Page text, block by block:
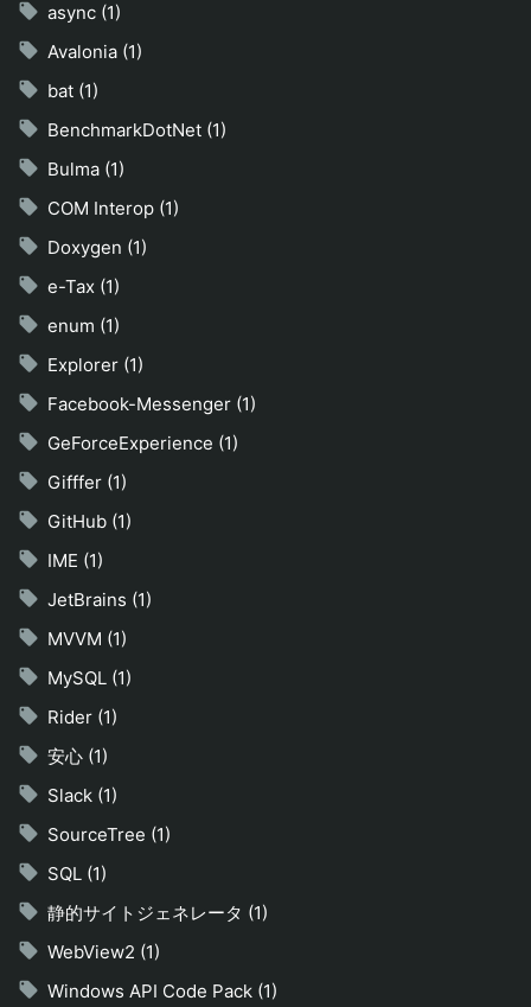
async (1)
Avalonia (1)
bat (1)
BenchmarkDotNet (1)
Bulma (1)
COM Interop (1)
Doxygen (1)
e-Tax (1)
enum (1)
Explorer (1)
Facebook-Messenger (1)
GeForceExperience (1)
Gifffer (1)
GitHub (1)
IME (1)
JetBrains (1)
MVVM (1)
MySQL (1)
Rider (1)
安心 (1)
Slack (1)
SourceTree (1)
SQL (1)
静的サイトジェネレータ (1)
WebView2 (1)
Windows API Code Pack (1)